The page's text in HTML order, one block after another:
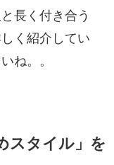
長く付き合う
く紹介してい
ね。。
スタイル」を